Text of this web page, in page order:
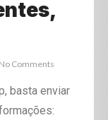
No Comments
basta enviar